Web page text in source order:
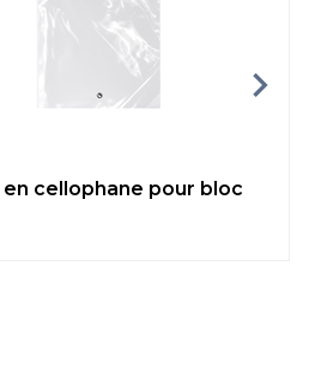
cellophane pour bloc